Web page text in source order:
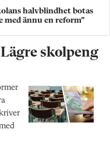
halvblindhet botas
med ännu en reform”
skolpeng